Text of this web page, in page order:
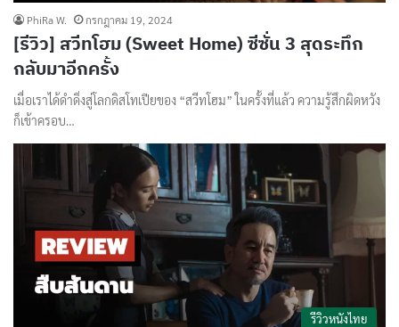
PhiRa W. กรกฎาคม 19, 2024
[รีวิว] สวีทโฮม (Sweet Home) ซีซั่น 3 สุดระทึก
กลับมาอีกครั้ง
เมื่อเราได้ดำดิ่งสู่โลกดิสโทเปียของ “สวีทโฮม” ในครั้งที่แล้ว ความรู้สึกผิดหวัง
ก็เข้าครอบ…
รีวิวหนังไทย